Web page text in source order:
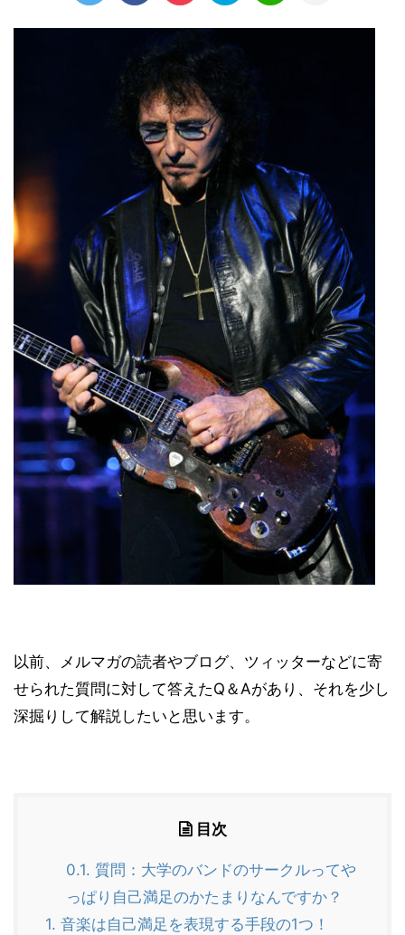
以前、メルマガの読者やブログ、ツィッターなどに寄
せられた質問に対して答えたQ＆Aがあり、それを少し
深掘りして解説したいと思います。
目次
0.1. 質問：大学のバンドのサークルってや
っぱり自己満足のかたまりなんですか？
1. 音楽は自己満足を表現する手段の1つ！